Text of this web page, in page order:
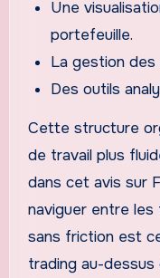
Une
portefeuille.
La gestion
Des outils
Cette structure
de travail plus
dans cet avis sur
naviguer entre
sans friction est
trading au-dessus